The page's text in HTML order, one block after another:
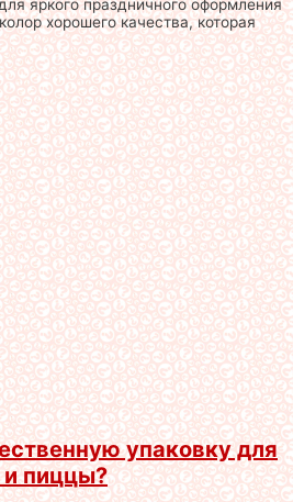
яркого праздничного оформления
хорошего качества, которая
упаковку для
и пиццы?